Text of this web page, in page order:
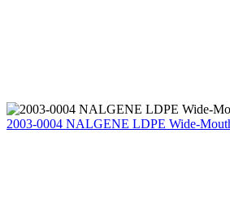
2003-0004 NALGENE LDPE Wide-